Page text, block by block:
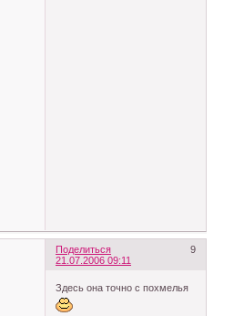
Поделиться
9
21.07.2006 09:11
Здесь она точно с похмелья